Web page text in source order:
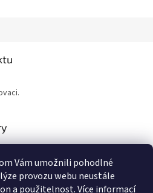
Vám umožnili pohodlné
provozu webu neustále
a použitelnost.Více informací